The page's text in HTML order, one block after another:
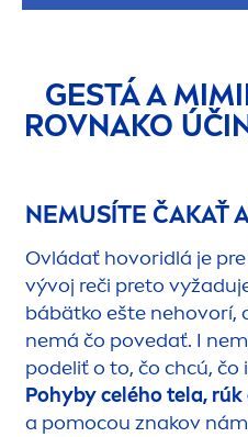
GESTÁ A
ROVNAKO
NEMUSÍTE ČAKAŤ
Ovládať hovoridlá je
vývoj reči preto
bábätko ešte nehovorí,
nemá čo povedať. I
podeliť o to, čo chcú, čo
Pohyby celého tela, rúk
a pomocou znakov